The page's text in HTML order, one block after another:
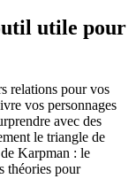
utile pour
relations pour vos
vos personnages
avec des
le triangle de
Karpman : le
théories pour